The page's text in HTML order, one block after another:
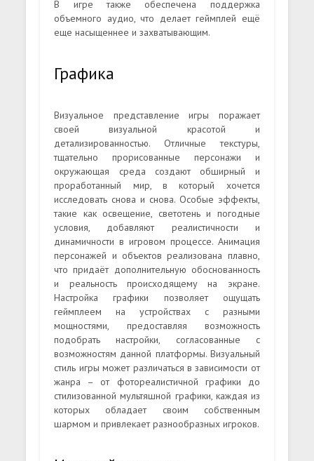
В игре также обеспечена поддержка
объемного аудио, что делает геймплей ещё
еще насыщеннее и захватывающим.
Графика
Визуальное представление игры поражает
своей визуальной красотой и
детализированностью. Отличные текстуры,
тщательно прорисованные персонажи и
окружающая среда создают обширный и
проработанный мир, в который хочется
исследовать снова и снова. Особые эффекты,
такие как освещение, светотень и погодные
условия, добавляют реалистичности и
динамичности в игровом процессе. Анимация
персонажей и объектов реализована плавно,
что придаёт дополнительную обоснованность
и реальность происходящему на экране.
Настройка графики позволяет ощущать
геймплеем на устройствах с разными
мощностями, предоставляя возможность
подобрать настройки, согласованные с
возможностям данной платформы. Визуальный
стиль игры может различаться в зависимости от
жанра – от фотореалистичной графики до
стилизованной мультяшной графики, каждая из
которых обладает своим собственным
шармом и привлекает разнообразных игроков.